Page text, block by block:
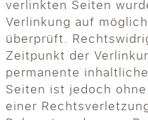
verlinkten Seiten
Verlinkung auf
überprüft.
Zeitpunkt der
permanente
Seiten ist jedoch
einer